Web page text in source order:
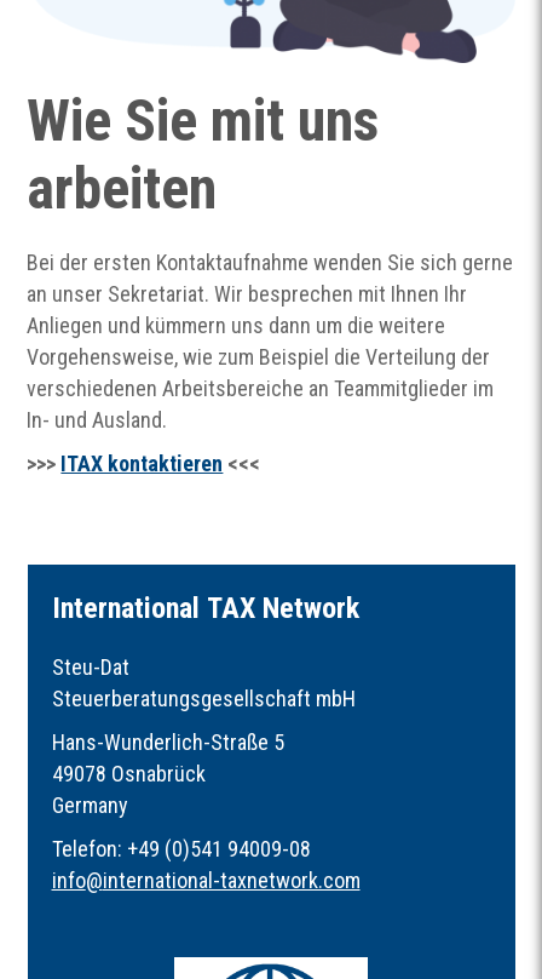
Wie Sie mit uns
arbeiten
Bei der ersten Kontaktaufnahme wenden Sie sich gerne
an unser Sekretariat. Wir besprechen mit Ihnen Ihr
Anliegen und kümmern uns dann um die weitere
Vorgehensweise, wie zum Beispiel die Verteilung der
verschiedenen Arbeitsbereiche an Teammitglieder im
In- und Ausland.
>>> ITAX kontaktieren <<<
International TAXNetwork
Steu-Dat
Steuerberatungsgesellschaft mbH
Hans-Wunderlich-Straße 5
49078 Osnabrück
Germany
Telefon: +49 (0)541 94009-08
info@international-taxnetwork.com